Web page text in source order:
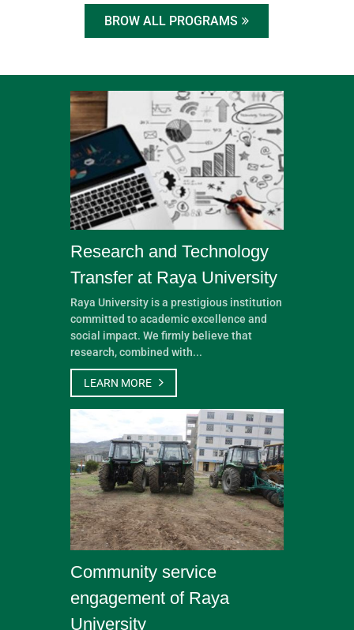
BROW ALL PROGRAMS
Research and Technology
Transfer at Raya University
Raya University is a prestigious institution
committed to academic excellence and
social impact. We firmly believe that
research, combined with...
LEARN MORE
Community service
engagement of Raya
University